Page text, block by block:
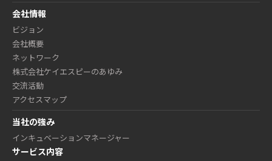
会社情報
ビジョン
会社概要
ネットワーク
株式会社ケイエスピーのあゆみ
交流活動
アクセスマップ
当社の強み
インキュベーションマネージャー
サービス内容